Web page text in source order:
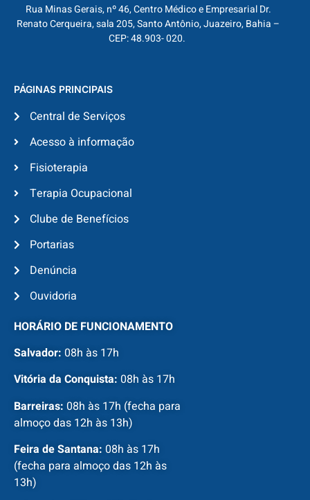
Rua Minas Gerais, nº 46, Centro Médico e Empresarial Dr.
Renato Cerqueira, sala 205, Santo Antônio, Juazeiro, Bahia –
CEP: 48.903- 020.
PÁGINAS PRINCIPAIS
Central de Serviços
Acesso à informação
Fisioterapia
Terapia Ocupacional
Clube de Benefícios
Portarias
Denúncia
Ouvidoria
HORÁRIO DE FUNCIONAMENTO
Salvador: 08h às 17h
Vitória da Conquista: 08h às 17h
Barreiras: 08h às 17h (fecha para
almoço das 12h às 13h)
Feira de Santana: 08h às 17h
(fecha para almoço das 12h às
13h)